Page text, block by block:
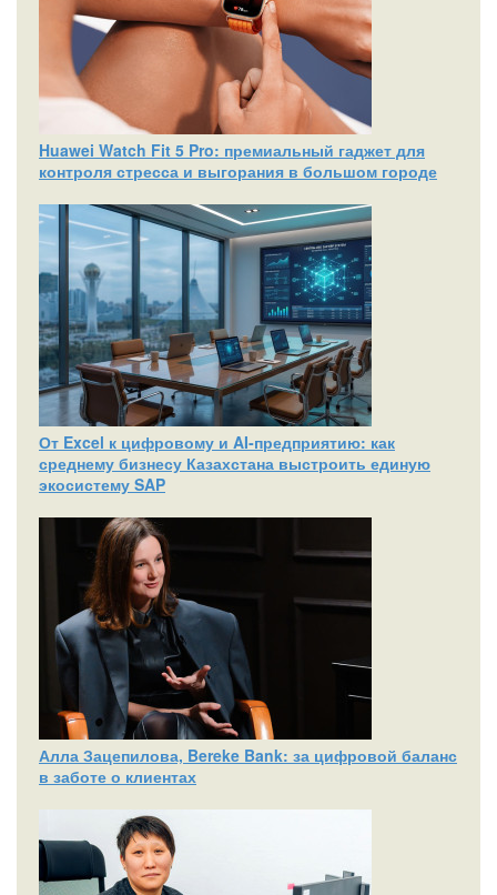
Huawei Watch Fit 5 Pro: премиальный гаджет для
контроля стресса и выгорания в большом городе
От Excel к цифровому и AI‑предприятию: как
среднему бизнесу Казахстана выстроить единую
экосистему SAP
Алла Зацепилова, Bereke Bank: за цифровой баланс
в заботе о клиентах